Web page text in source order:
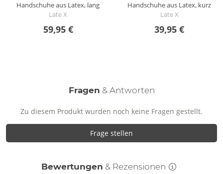
Handschuhe aus Latex, lang
Late X
59,95 €
Handschuhe aus Latex, kurz
Late X
39,95 €
Fragen & Antworten
Zu diesem Produkt wurden noch keine Fragen gestellt.
Frage stellen
Bewertungen & Rezensionen